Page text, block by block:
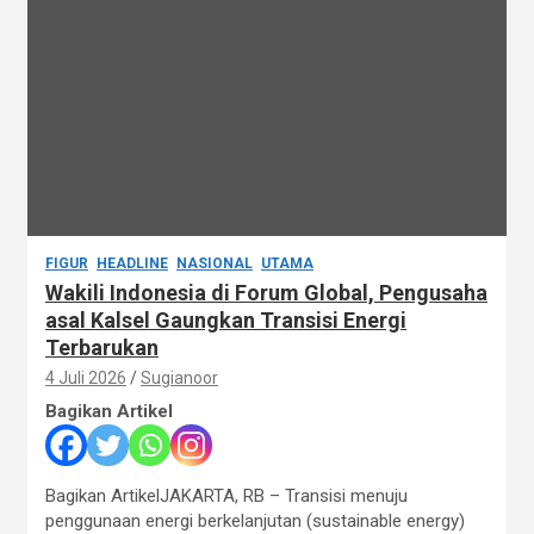
FIGUR HEADLINE NASIONAL UTAMA
Wakili Indonesia di Forum Global, Pengusaha
asal Kalsel Gaungkan Transisi Energi
Terbarukan
4 Juli 2026 Sugianoor
Bagikan Artikel
Bagikan ArtikelJAKARTA, RB – Transisi menuju
penggunaan energi berkelanjutan (sustainable energy)